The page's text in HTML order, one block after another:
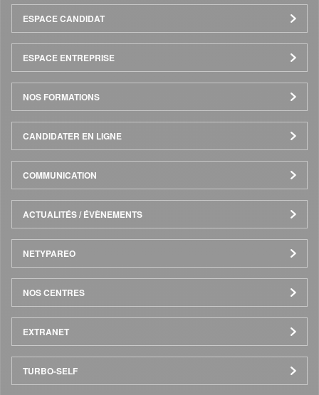
Menu
Pied
de
page
ESPACE CANDIDAT
ESPACE ENTREPRISE
NOS FORMATIONS
CANDIDATER EN LIGNE
COMMUNICATION
ACTUALITÉS / ÉVÈNEMENTS
NETYPAREO
NOS CENTRES
EXTRANET
TURBO-SELF